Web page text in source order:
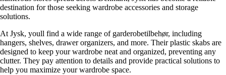
destination for those seeking wardrobe accessories and storage
solutions.
At Jysk, youll find a wide range of garderobetilbehør, including
hangers, shelves, drawer organizers, and more. Their plastic skabs are
designed to keep your wardrobe neat and organized, preventing any
clutter. They pay attention to details and provide practical solutions to
help you maximize your wardrobe space.